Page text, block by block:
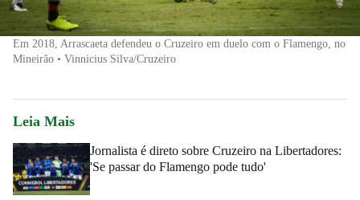
Em 2018, Arrascaeta defendeu o Cruzeiro em duelo com o Flamengo, no
Mineirão • Vinnicius Silva/Cruzeiro
Leia Mais
Jornalista é direto sobre Cruzeiro na Libertadores:
'Se passar do Flamengo pode tudo'